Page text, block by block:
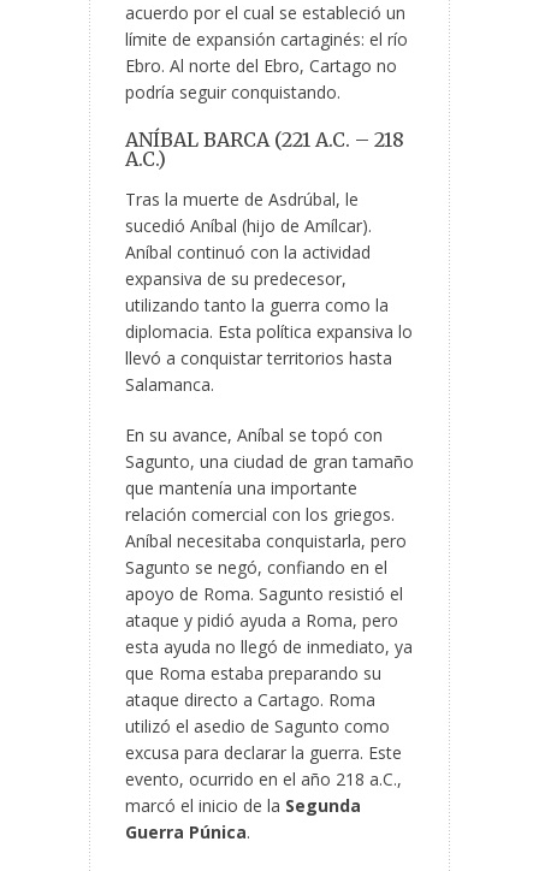
acuerdo por el cual se estableció un
límite de expansión cartaginés: el río
Ebro. Al norte del Ebro, Cartago no
podría seguir conquistando.
ANÍBAL BARCA (221 A.C. – 218
A.C.)
Tras la muerte de Asdrúbal, le
sucedió Aníbal (hijo de Amílcar).
Aníbal continuó con la actividad
expansiva de su predecesor,
utilizando tanto la guerra como la
diplomacia. Esta política expansiva lo
llevó a conquistar territorios hasta
Salamanca.
En su avance, Aníbal se topó con
Sagunto, una ciudad de gran tamaño
que mantenía una importante
relación comercial con los griegos.
Aníbal necesitaba conquistarla, pero
Sagunto se negó, confiando en el
apoyo de Roma. Sagunto resistió el
ataque y pidió ayuda a Roma, pero
esta ayuda no llegó de inmediato, ya
que Roma estaba preparando su
ataque directo a Cartago. Roma
utilizó el asedio de Sagunto como
excusa para declarar la guerra. Este
evento, ocurrido en el año 218 a.C.,
marcó el inicio de la Segunda
Guerra Púnica.